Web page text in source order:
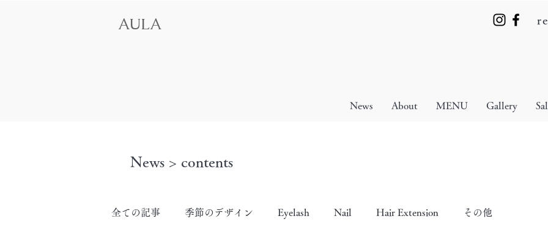
AULA
News About MENU Gallery
News > contents
全ての記事 季節のデザイン Eyelash Nail Hair Extension その他